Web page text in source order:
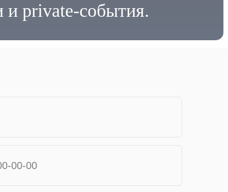
и private-события.